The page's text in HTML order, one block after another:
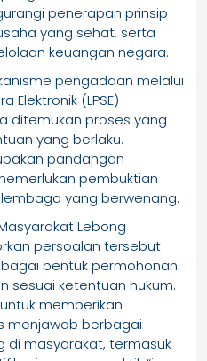
penerapan prinsip
yang sehat, serta
keuangan negara.
pengadaan melalui
Elektronik (LPSE)
ditemukan proses yang
yang berlaku.
pandangan
pembuktian
yang berwenang.
Lebong
persoalan tersebut
bentuk permohonan
sesuai ketentuan hukum.
memberikan
menjawab berbagai
di masyarakat, termasuk